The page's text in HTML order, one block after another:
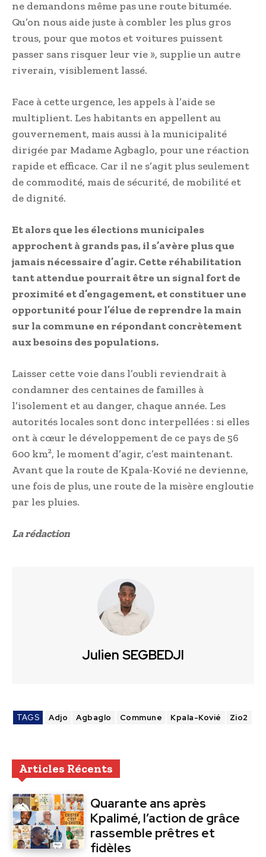
ne demandons même pas une route bitumée.
Qu’on nous aide juste à combler les plus gros
trous, pour que motos et voitures puissent
passer sans risquer leur vie », supplie un autre
riverain, visiblement lassé.
Face à cette urgence, les appels à l’aide se
multiplient. Les habitants en appellent au
gouvernement, mais aussi à la municipalité
dirigée par Madame Agbaglo, pour une réaction
rapide et efficace. Car il ne s’agit plus seulement
de commodité, mais de sécurité, de mobilité et
de dignité.
Et alors que les élections municipales
approchent à grands pas, il s’avère plus que
jamais nécessaire d’agir. Cette réhabilitation
tant attendue pourrait être un signal fort de
proximité et d’engagement, et constituer une
opportunité pour l’élue de reprendre la main
sur la commune en répondant concrètement
aux besoins des populations.
Laisser cette voie dans l’oubli reviendrait à
condamner des centaines de familles à
l’isolement et au danger, chaque année. Les
autorités locales sont donc interpellées : si elles
ont à cœur le développement de ce pays de 56
600 km², le moment d’agir, c’est maintenant.
Avant que la route de Kpala-Kovié ne devienne,
une fois de plus, une route de la misère engloutie
par les pluies.
La rédaction
Julien SEGBEDJI
TAGS Adjo Agbaglo Commune Kpala-Kovié Zio2
Articles Récents
Quarante ans après
Kpalimé, l’action de grâce
rassemble prêtres et
fidèles